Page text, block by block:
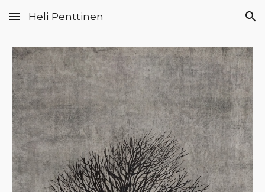
Skip to main content Skip to navigation
Heli Penttinen